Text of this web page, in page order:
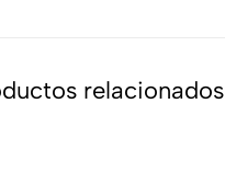
relacionados